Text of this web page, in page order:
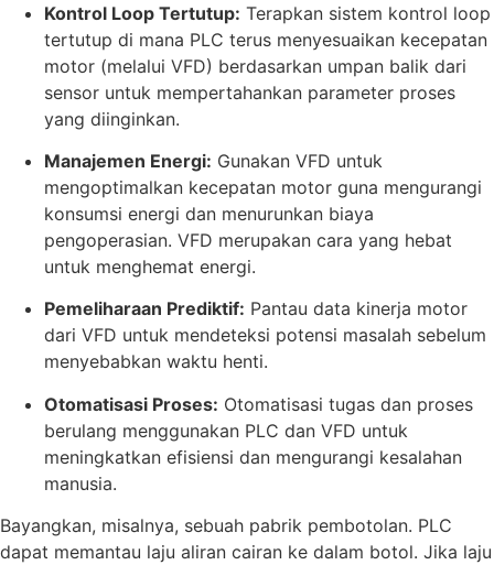
Kontrol Loop Tertutup: Terapkan sistem kontrol loop
tertutup di mana PLC terus menyesuaikan kecepatan
motor (melalui VFD) berdasarkan umpan balik dari
sensor untuk mempertahankan parameter proses
yang diinginkan.
Manajemen Energi: Gunakan VFD untuk
mengoptimalkan kecepatan motor guna mengurangi
konsumsi energi dan menurunkan biaya
pengoperasian. VFD merupakan cara yang hebat
untuk menghemat energi.
Pemeliharaan Prediktif: Pantau data kinerja motor
dari VFD untuk mendeteksi potensi masalah sebelum
menyebabkan waktu henti.
Otomatisasi Proses: Otomatisasi tugas dan proses
berulang menggunakan PLC dan VFD untuk
meningkatkan efisiensi dan mengurangi kesalahan
manusia.
Bayangkan, misalnya, sebuah pabrik pembotolan. PLC
dapat memantau laju aliran cairan ke dalam botol. Jika laju